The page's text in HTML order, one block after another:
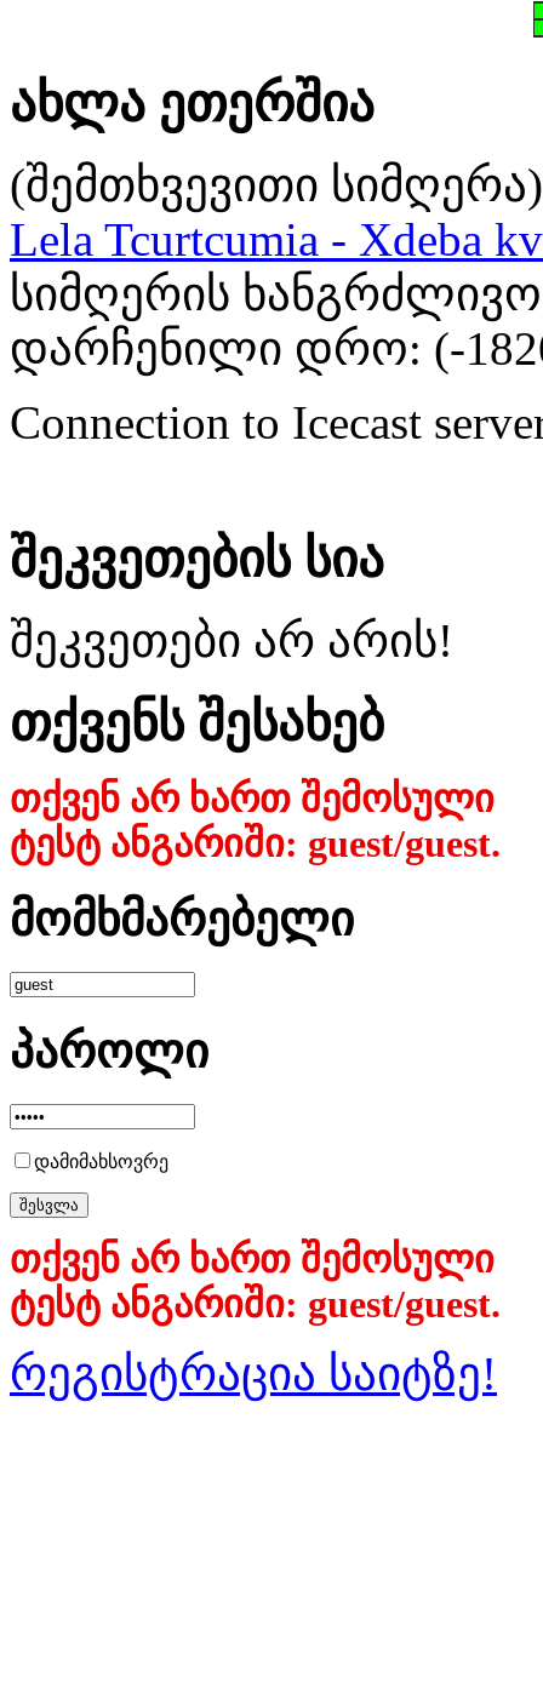
ახლა ეთერშია
(შემთხვევითი სიმღერა)
Lela Tcurtcumia - Xdeba
სიმღერის
დარჩენილი დრო: (-
Connection to Icecast
შეკვეთების სია
შეკვეთები არ არის!
თქვენს შესახებ
თქვენ არ ხართ შემოსული
ტესტ ანგარიში: guest/guest.
მომხმარებელი
პაროლი
დამიმახსოვრე
თქვენ არ ხართ შემოსული
ტესტ ანგარიში: guest/guest.
რეგისტრაცია საიტზე!